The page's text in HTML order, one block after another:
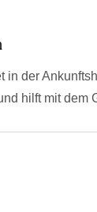
in der
hilft mit dem